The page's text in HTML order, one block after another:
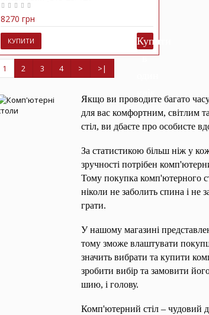
8270 грн
КУПИТИ
1 2 3 4 > >|
Якщо ви проводите багато
для вас комфортним, світлим
стіл, ви дбаєте про особисте
За статистикою більш ніж у
зручності потрібен
Тому покупка комп'ютерного
ніколи не заболить спина і
грати.
У нашому магазині
тому зможе влаштувати
значить вибрати та купити
зробити вибір та замовити
шию, і голову.
Комп'ютерний стіл – чудовий